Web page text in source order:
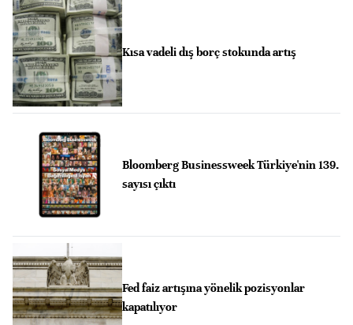
Kısa vadeli dış borç stokunda artış
Bloomberg Businessweek Türkiye'nin 139.
sayısı çıktı
Fed faiz artışına yönelik pozisyonlar
kapatılıyor